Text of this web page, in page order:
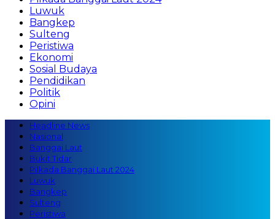
Luwuk
Bangkep
Sulteng
Peristiwa
Ekonomi
Sosial Budaya
Pendidikan
Politik
Opini
Headline News
Nasional
Banggai Laut
Bukit Tidar
Pilkada Banggai Laut 2024
Luwuk
Bangkep
Sulteng
Peristiwa